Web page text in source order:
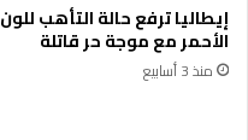
ل
ح
ر
ت
ي
ج
ي
إيطاليا ترفع حالة التأهب للون
الأحمر مع موجة حر قاتلة
منذ 3 أسابيع